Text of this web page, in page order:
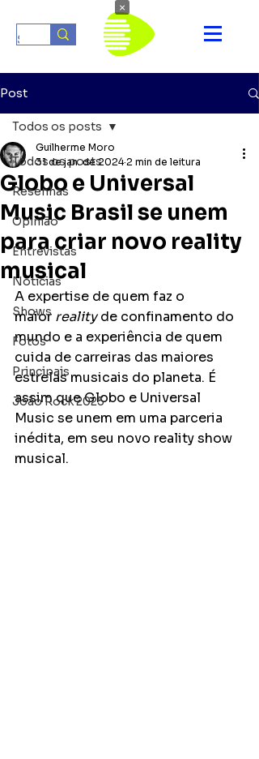
Post
Todos os posts
Resenhas
Opinião
Entrevistas
Notícias
Shows
Fotos
Principais
João Rock 2025
Todos os posts
Globo e Universal
Music Brasil se unem
para criar novo reality
musical
Guilherme Moro
31 de jan. de 2024 2 min de leitura
A expertise de quem faz o
maior reality de confinamento do
mundo e a experiência de quem
cuida de carreiras das maiores
estrelas musicais do planeta. É
assim que Globo e Universal
Music se unem em uma parceria
inédita, em seu novo reality show
musical.
×